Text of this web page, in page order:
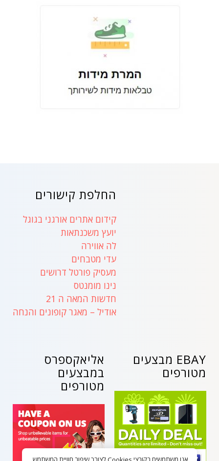
החלפת קישורים
קידום אתרים אורגני בגוגל
יועץ משכנתאות
לה אווירה
עדי מטבחים
מעסיק פורטל דרושים
נינו מומנטס
חדשות המאה ה 21
אודיל – מאגר קופונים והנחה
אליאקספרס
במבצעים
מטורפים
EBAY מבצעים
מטורפים